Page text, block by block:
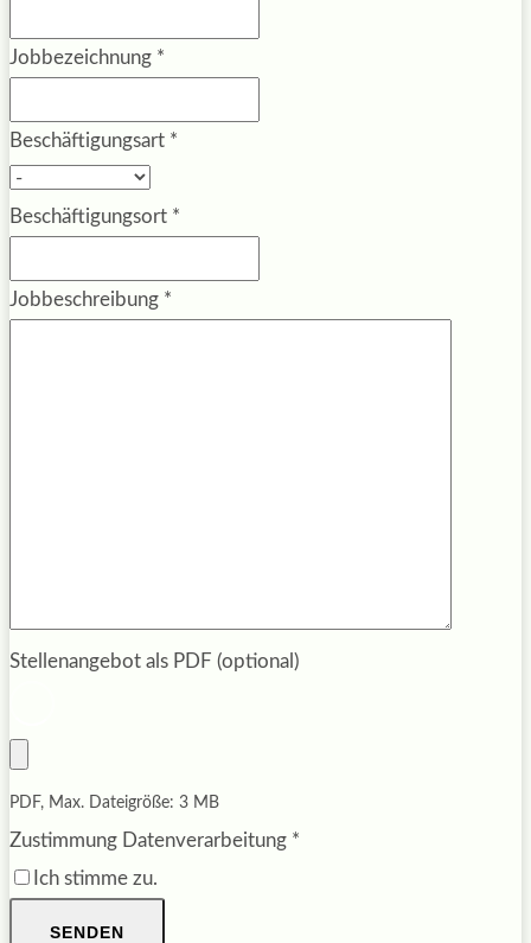
Jobbezeichnung *
Beschäftigungsart *
Beschäftigungsort *
Jobbeschreibung *
Stellenangebot als PDF (optional)
PDF, Max. Dateigröße: 3 MB
Zustimmung Datenverarbeitung *
Ich stimme zu.
SENDEN